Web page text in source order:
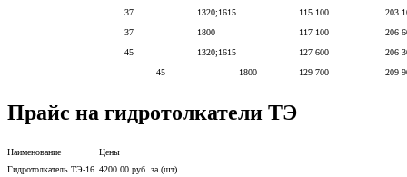
37
1320;1615 115 100
203
37
1800 117 100
206
45
1320;1615 127 600
206
45
1800 129 700 209
Прайс на гидротолкатели ТЭ
Наименование
Цены
Гидротолкатель ТЭ-16 4200.00 руб. за (шт)